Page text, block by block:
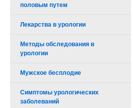
половым путем
Лекарства в урологии
Методы обследования в
урологии
Мужское бесплодие
Симптомы урологических
заболеваний